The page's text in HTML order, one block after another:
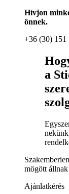
Hívjon
önnek.
+36 (30) 151
a
mögött állnak
Ajánlatkérés